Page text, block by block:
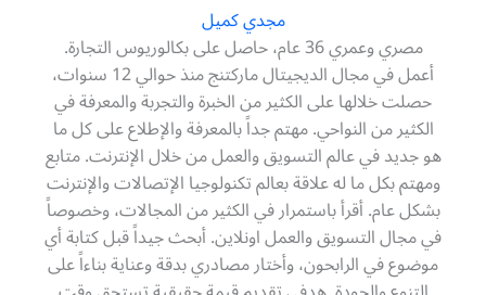
مجدي كميل
مصري وعمري 36 عام، حاصل على بكالوريوس التجارة.
أعمل في مجال الديجيتال ماركتنج منذ حوالي 12 سنوات،
حصلت خلالها على الكثير من الخبرة والتجربة والمعرفة في
الكثير من النواحي. مهتم جداً بالمعرفة والإطلاع على كل ما
هو جديد في عالم التسويق والعمل من خلال الإنترنت. متابع
ومهتم بكل ما له علاقة بعالم تكنولوجيا الإتصالات والإنترنت
بشكل عام. أقرأ باستمرار في الكثير من المجالات، وخصوصاً
في مجال التسويق والعمل اونلاين. أبحث جيداً قبل كتابة أي
موضوع في الرابحون، وأختار مصادري بدقة وعناية بناءاً على